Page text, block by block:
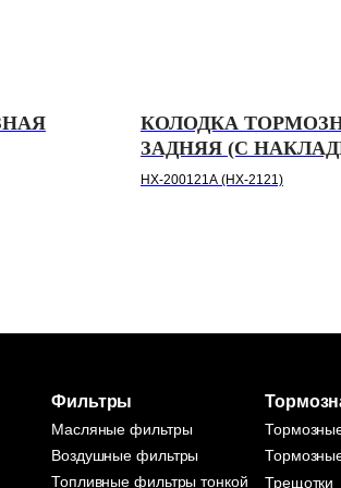
МОСТ
КОЛОДКА
ЗАДНЯЯ (С
СБ.) МОСТ MCP16
HX-200121A (HX-2121)
Фильтры
Масляные фильтры
Воздушные фильтры
Топливные фильтры тонкой
Трещотки